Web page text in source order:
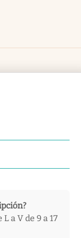
L a V de 9 a 17